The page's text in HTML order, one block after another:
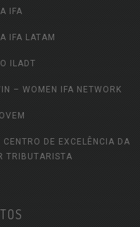
IFA
IFA LATAM
ILADT
– WOMEN IFA NETWORK
CENTRO DE EXCELÊNCIA DA
TRIBUTARISTA